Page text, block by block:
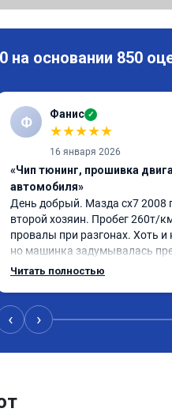
на основании 850
Ф Фанис ✓
★★★★★
16 января 2026
«Чип тюнинг, прошивка
автомобиля»
День добрый. Мазда сх7 2008
второй хозяин. Пробег 260т/
провалы при разгонах. Хоть и
но машинка задумывалась
разогнаться. Года 4 назад
пообщавшись с людьми, решил
сделать перепрошивку. Увидел
конечно отличается от
Читать полностью
‹ ›